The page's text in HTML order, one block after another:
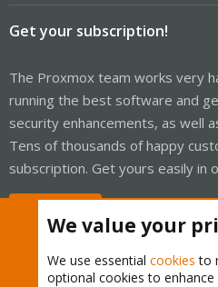
Get your subscription!
The Proxmox team works very
running the best software and
security enhancements, as well
Tens of thousands of happy
subscription. Get yours easily in
We value your
We use essential cookies to
optional cookies to enhance